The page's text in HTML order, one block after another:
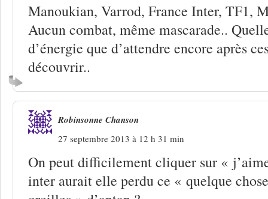
Manoukian, Varrod, France Inter, TF1,
Aucun combat, même mascarade..
d’énergie que d’attendre encore après
découvrir..
Robinsonne Chanson
27 septembre 2013 à 12 h 31 min
On peut difficilement cliquer sur «
inter aurait elle perdu ce « quelque